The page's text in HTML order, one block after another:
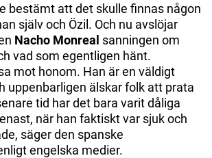
bestämt att det skulle finnas någon
själv och Özil. Och nu avslöjar
Nacho Monreal sanningen om
vad som egentligen hänt.
mot honom. Han är en väldigt
uppenbarligen älskar folk att prata
tid har det bara varit dåliga
när han faktiskt var sjuk och
säger den spanske
engelska medier.